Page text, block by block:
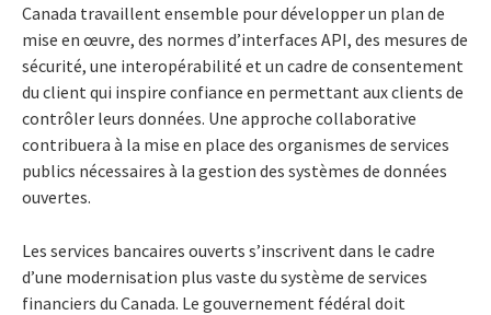
Canada travaillent ensemble pour développer un plan de
mise en œuvre, des normes d’interfaces API, des mesures de
sécurité, une interopérabilité et un cadre de consentement
du client qui inspire confiance en permettant aux clients de
contrôler leurs données. Une approche collaborative
contribuera à la mise en place des organismes de services
publics nécessaires à la gestion des systèmes de données
ouvertes.
Les services bancaires ouverts s’inscrivent dans le cadre
d’une modernisation plus vaste du système de services
financiers du Canada. Le gouvernement fédéral doit